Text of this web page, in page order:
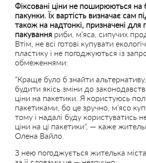
Фіксовані ціни не поширюються на
пакунки. Їх вартість визначає сам
також на надтонкі, призначені для
пакування риби, м’яса, сипучих
Втім, не всі готові купувати
пластику і не погоджуються із
обмеженнями:
“Краще було б знайти
будити якісь зміни до
ціни на пакетики. Я користуюсь
пакетиками, бо це зручно, м’ясо
тому і надалі буду користуватись
ціни на ці пакетики”, — каже
Олена Вайло.
З нею погоджується жителька міста